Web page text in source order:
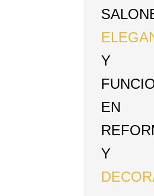
Y
EN
Y